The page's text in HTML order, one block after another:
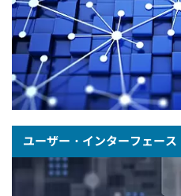
ユーザー・インターフェー